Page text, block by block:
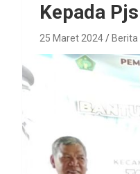
Kepada
25 Maret 2024 Berita